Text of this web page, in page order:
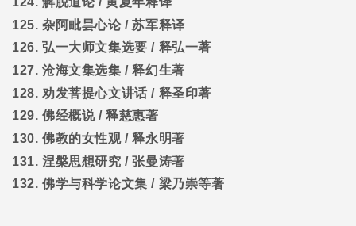
125. 杂阿毗昙心论/苏军释译
126. 弘一大师文集选要 / 释弘一著
127. 沧海文集选集 /释幻生著
128. 劝发菩提心文讲话 / 释圣印著
129. 佛经概说/释慈惠著
130. 佛教的女性观/释永明著
131. 涅槃思想研究 /张曼涛著
132. 佛学与科学论文集 / 梁乃崇等著